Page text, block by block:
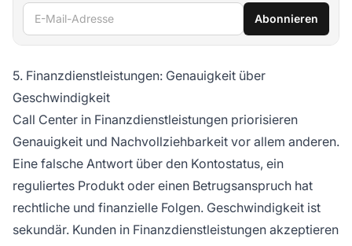
E-Mail-Adresse Abonnieren
5. Finanzdienstleistungen: Genauigkeit über
Geschwindigkeit
Call Center in Finanzdienstleistungen priorisieren
Genauigkeit und Nachvollziehbarkeit vor allem anderen.
Eine falsche Antwort über den Kontostatus, ein
reguliertes Produkt oder einen Betrugsanspruch hat
rechtliche und finanzielle Folgen. Geschwindigkeit ist
sekundär. Kunden in Finanzdienstleistungen akzeptieren